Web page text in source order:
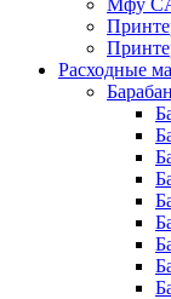
Мфу
Расходные